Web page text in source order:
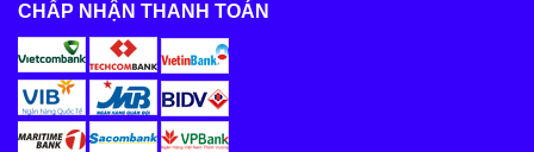
CHẤP NHẬN THANH TOÁN